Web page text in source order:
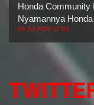
Honda Community
Nyamannya
08 Jul 2026 12:53